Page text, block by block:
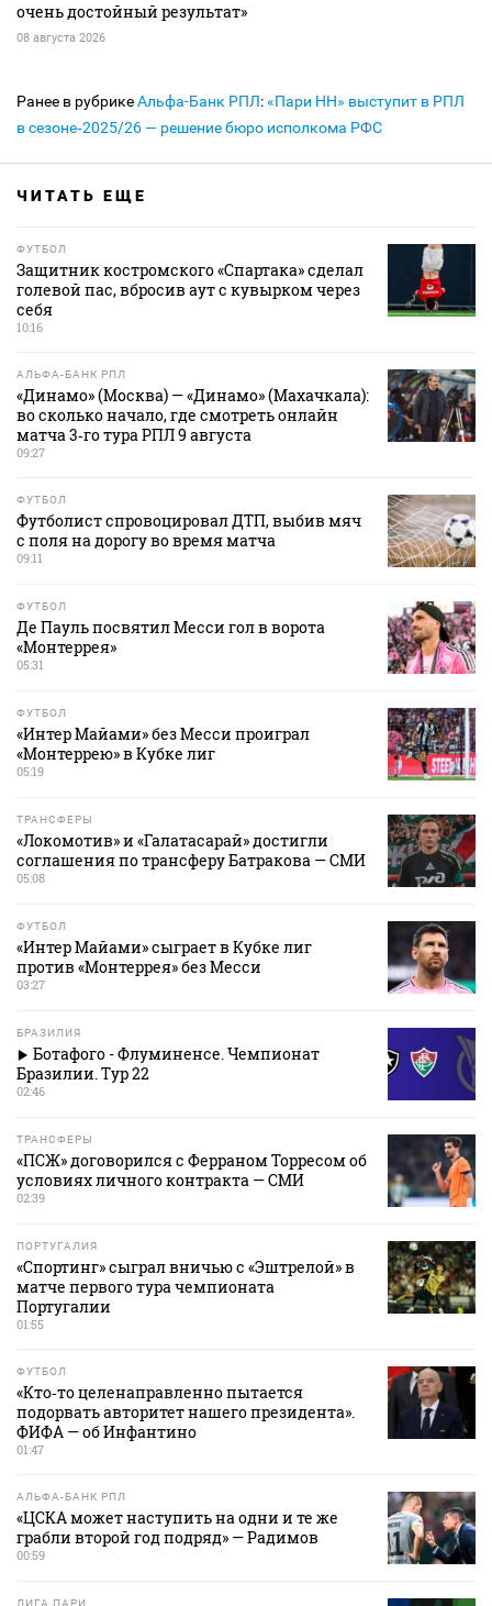
очень достойный результат»
08 августа 2026
Ранее в рубрикеАльфа-Банк РПЛ:«Пари НН» выступит в РПЛ
в сезоне‑2025/26 — решение бюро исполкома РФС
ЧИТАТЬ ЕЩЕ
ФУТБОЛ
Защитник костромского «Спартака» сделал
голевой пас, вбросив аут с кувырком через
себя
10:16
АЛЬФА-БАНК РПЛ
«Динамо» (Москва) — «Динамо» (Махачкала):
во сколько начало, где смотреть онлайн
матча 3‑го тура РПЛ 9 августа
09:27
ФУТБОЛ
Футболист спровоцировал ДТП, выбив мяч
с поля на дорогу во время матча
09:11
ФУТБОЛ
Де Пауль посвятил Месси гол в ворота
«Монтеррея»
05:31
ФУТБОЛ
«Интер Майами» без Месси проиграл
«Монтеррею» в Кубке лиг
05:19
ТРАНСФЕРЫ
«Локомотив» и «Галатасарай» достигли
соглашения по трансферу Батракова — СМИ
05:08
ФУТБОЛ
«Интер Майами» сыграет в Кубке лиг
против «Монтеррея» без Месси
03:27
БРАЗИЛИЯ
Ботафого - Флуминенсе. Чемпионат
Бразилии. Тур 22
02:46
ТРАНСФЕРЫ
«ПСЖ» договорился с Ферраном Торресом об
условиях личного контракта — СМИ
02:39
ПОРТУГАЛИЯ
«Спортинг» сыграл вничью с «Эштрелой» в
матче первого тура чемпионата
Португалии
01:55
ФУТБОЛ
«Кто‑то целенаправленно пытается
подорвать авторитет нашего президента».
ФИФА — об Инфантино
01:47
АЛЬФА-БАНК РПЛ
«ЦСКА может наступить на одни и те же
грабли второй год подряд» — Радимов
00:59